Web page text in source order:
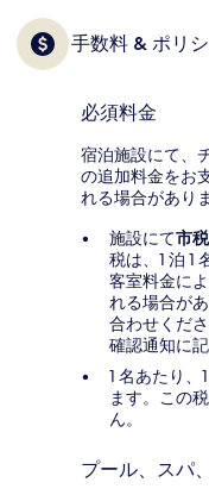
手数料 & ポリ
必須料金
宿泊施設にて、
の追加料金をお
れる場合があり
施設にて市税
税は、1 泊 1
客室料金に
れる場合が
合わせくだ
確認通知に
1 名あたり、
ます。この
ん。
プール、スパ